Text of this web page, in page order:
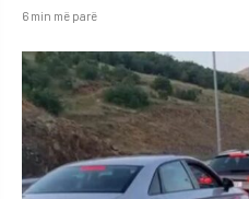
6 min më parë